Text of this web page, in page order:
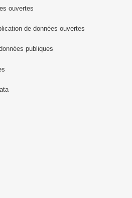
ouvertes
de données ouvertes
publiques